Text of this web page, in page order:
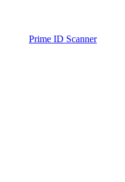
Prime ID Scanner